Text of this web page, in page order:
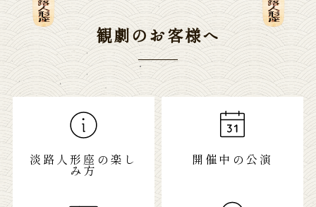
観劇のお客様へ
淡路人形座の楽し
み方
開催中の公演